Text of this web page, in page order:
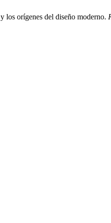
orígenes del diseño moderno.